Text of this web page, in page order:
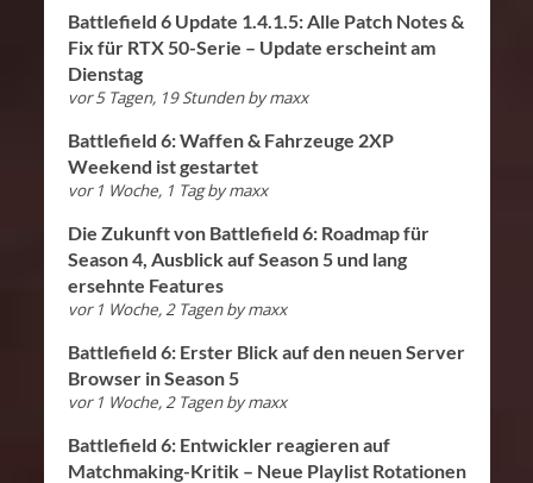
Battlefield 6 Update 1.4.1.5: Alle Patch Notes &
Fix für RTX 50-Serie – Update erscheint am
Dienstag
vor 5 Tagen, 19 Stunden bymaxx
Battlefield 6: Waffen & Fahrzeuge 2XP
Weekend ist gestartet
vor 1 Woche, 1 Tag bymaxx
Die Zukunft von Battlefield 6: Roadmap für
Season 4, Ausblick auf Season 5 und lang
ersehnte Features
vor 1 Woche, 2 Tagen bymaxx
Battlefield 6: Erster Blick auf den neuen Server
Browser in Season 5
vor 1 Woche, 2 Tagen bymaxx
Battlefield 6: Entwickler reagieren auf
Matchmaking-Kritik – Neue Playlist Rotationen